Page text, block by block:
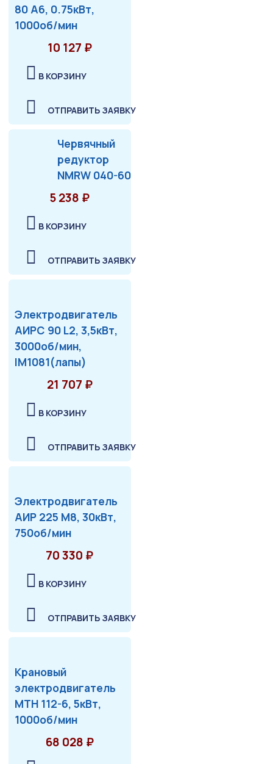
80 А6, 0.75кВт,
1000об/мин
10 127 ₽
В КОРЗИНУ
ОТПРАВИТЬ ЗАЯВКУ
Червячный
редуктор
NMRW 040-60
5 238 ₽
В КОРЗИНУ
ОТПРАВИТЬ ЗАЯВКУ
Электродвигатель
АИРС 90 L2, 3,5кВт,
3000об/мин,
IM1081(лапы)
21 707 ₽
В КОРЗИНУ
ОТПРАВИТЬ ЗАЯВКУ
Электродвигатель
АИР 225 М8, 30кВт,
750об/мин
70 330 ₽
В КОРЗИНУ
ОТПРАВИТЬ ЗАЯВКУ
Крановый
электродвигатель
МТН 112-6, 5кВт,
1000об/мин
68 028 ₽